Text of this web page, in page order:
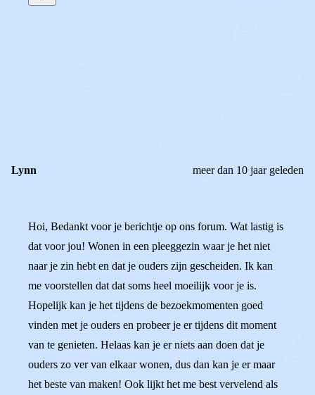
Lynn meer dan 10 jaar geleden
Hoi, Bedankt voor je berichtje op ons forum. Wat lastig is
dat voor jou! Wonen in een pleeggezin waar je het niet
naar je zin hebt en dat je ouders zijn gescheiden. Ik kan
me voorstellen dat dat soms heel moeilijk voor je is.
Hopelijk kan je het tijdens de bezoekmomenten goed
vinden met je ouders en probeer je er tijdens dit moment
van te genieten. Helaas kan je er niets aan doen dat je
ouders zo ver van elkaar wonen, dus dan kan je er maar
het beste van maken! Ook lijkt het me best vervelend als